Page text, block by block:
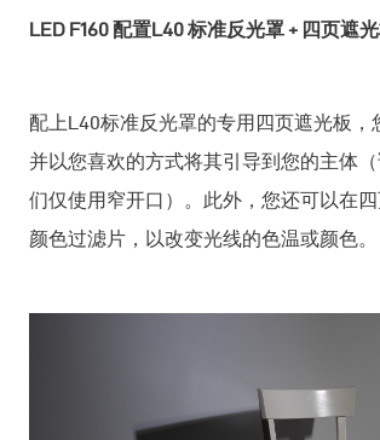
LED F160配置L40 标准反光罩+ 四页遮
配上L40标准反光罩的专用四页遮光板，
并以您喜欢的方式将其引导到您的主体
们仅使用窄开口）。此外，您还可以在
颜色过滤片，以改变光线的色温或颜色。